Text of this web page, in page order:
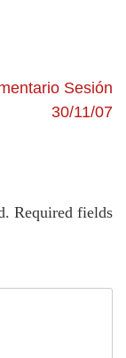
Sesión
30/11/07
Required fields